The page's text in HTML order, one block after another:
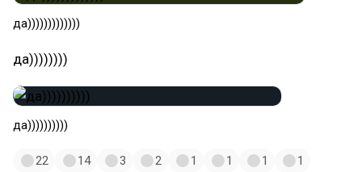
да)))))))))))))
да))))))))
да))))))))))
22 14 3 2 1 1 1 1